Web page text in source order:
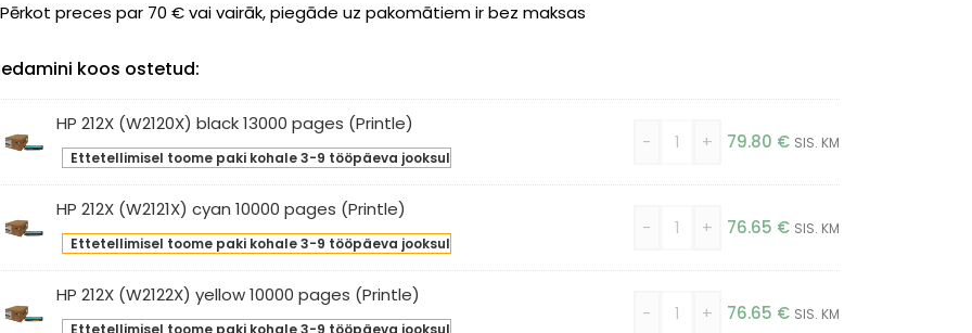
Pērkot preces par 70 € vai vairāk, piegāde uz pakomātiem ir bez maksas
koos ostetud:
HP 212X (W2120X) black 13000 pages (Printle)
Ettetellimisel toome paki kohale 3-9 tööpäeva jooksul
- + 79.80 € SIS. KM
HP 212X (W2121X) cyan 10000 pages (Printle)
Ettetellimisel toome paki kohale 3-9 tööpäeva jooksul
- + 76.65 € SIS. KM
HP 212X (W2122X) yellow 10000 pages (Printle)
Ettetellimisel toome paki kohale 3-9 tööpäeva jooksul
- + 76.65 € SIS. KM